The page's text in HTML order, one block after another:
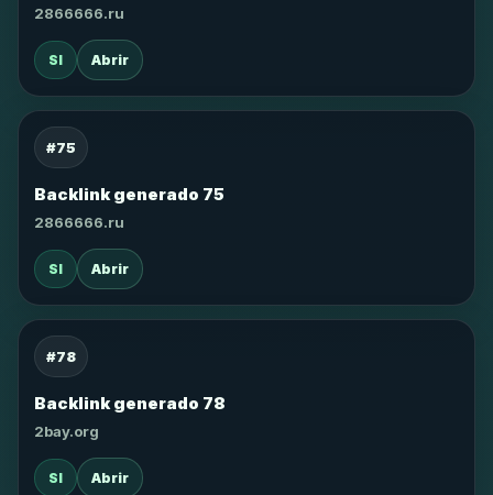
2866666.ru
SI Abrir
#75
Backlink generado 75
2866666.ru
SI Abrir
#78
Backlink generado 78
2bay.org
SI Abrir